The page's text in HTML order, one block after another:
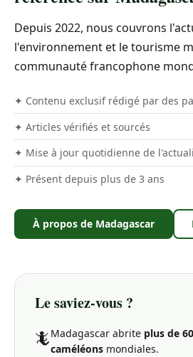
Depuis 2022, nous couvrons
l'environnement et le tourisme
communauté francophone
✦ Contenu exclusif rédigé par des
✦ Articles vérifiés et sourcés
✦ Mise à jour quotidienne de
✦ Présent depuis plus de 3 ans
À propos de Madagascar
Le saviez-vous ?
🦎Madagascar abrite plus de
caméléons mondiales.